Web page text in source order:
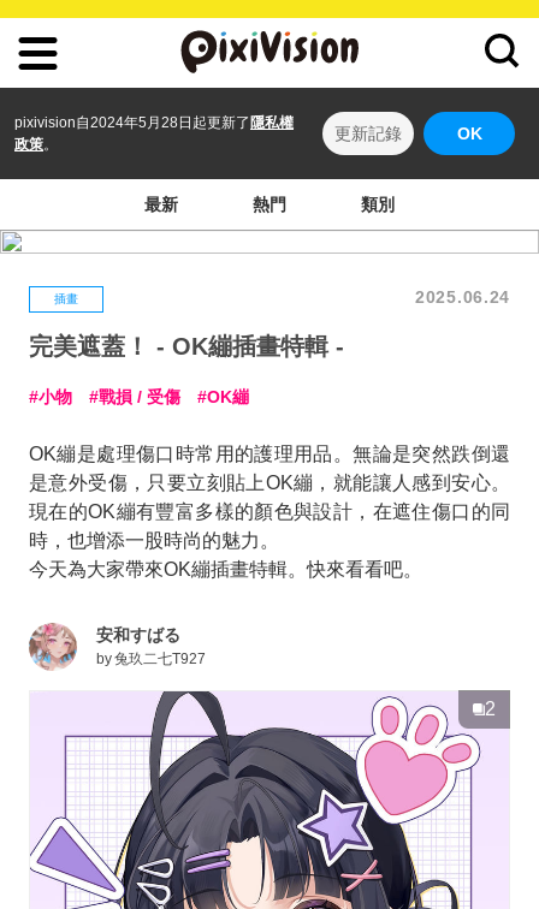
pixivision自2024年5月28日起更新了 隱私權
政策。
更新記錄 OK
最新 熱門 類別
插畫 2025.06.24
完美遮蓋！ - OK繃插畫特輯 -
小物 戰損 / 受傷 OK繃
OK繃是處理傷口時常用的護理用品。無論是突然跌倒還
是意外受傷，只要立刻貼上OK繃，就能讓人感到安心。
現在的OK繃有豐富多樣的顏色與設計，在遮住傷口的同
時，也增添一股時尚的魅力。
今天為大家帶來OK繃插畫特輯。快來看看吧。
安和すばる
by兔玖二七T927
2